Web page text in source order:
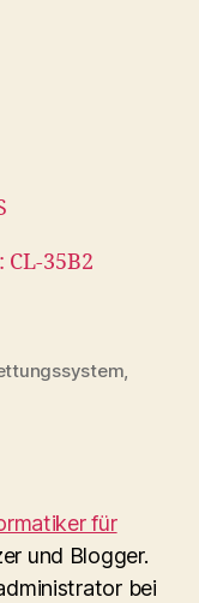
35B2
,
für
und Blogger.
bei